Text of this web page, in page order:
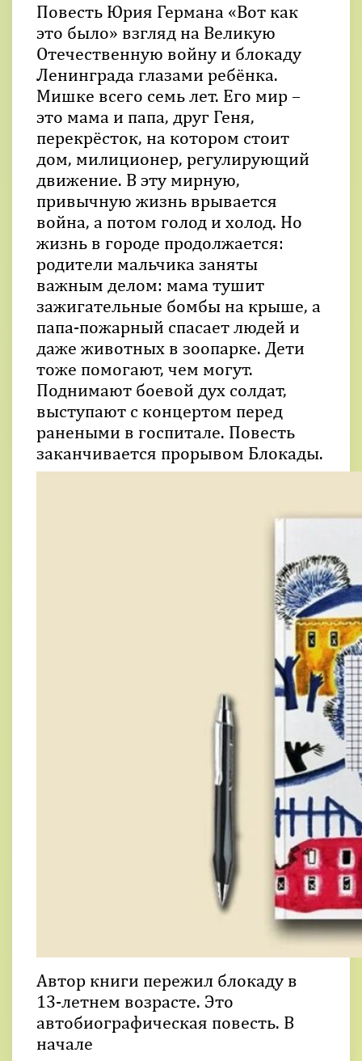
Повесть Юрия Германа «Вот как
это было» взгляд на Великую
Отечественную войну и блокаду
Ленинграда глазами ребёнка.
Мишке всего семь лет. Его мир –
это мама и папа, друг Геня,
перекрёсток, на котором стоит
дом, милиционер, регулирующий
движение. В эту мирную,
привычную жизнь врывается
война, а потом голод и холод. Но
жизнь в городе продолжается:
родители мальчика заняты
важным делом: мама тушит
зажигательные бомбы на крыше, а
папа-пожарный спасает людей и
даже животных в зоопарке. Дети
тоже помогают, чем могут.
Поднимают боевой дух солдат,
выступают с концертом перед
ранеными в госпитале. Повесть
заканчивается прорывом Блокады.
Автор книги пережил блокаду в
13-летнем возрасте. Это
автобиографическая повесть. В
начале